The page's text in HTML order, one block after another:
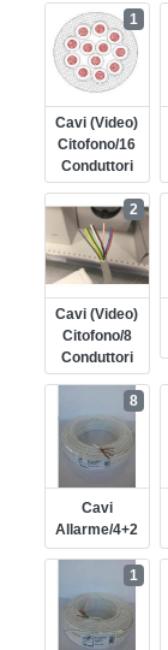
Cavi (video)
Citofono/16
Conduttori
1
Cavi (video)
Citofono/8
Conduttori
2
Cavi
Allarme/4+2
8
1